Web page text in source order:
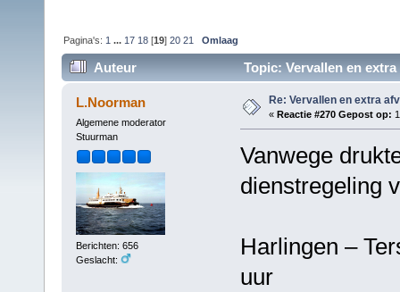
Pagina's: 1 ... 17 18 [19]20 21 Omlaag
Auteur Topic: Vervallen en
L.Noorman
Algemene moderator
Stuurman
Berichten: 656
Geslacht:
Re: Vervallen en extra
« Reactie #270 Gepost op:
Vanwege
dienstregeling
Harlingen –
uur